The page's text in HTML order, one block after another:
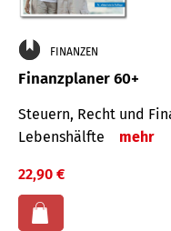
FINANZEN
Finanzplaner 60+
Steuern, Recht und
Lebenshälfte
mehr
22,90 €